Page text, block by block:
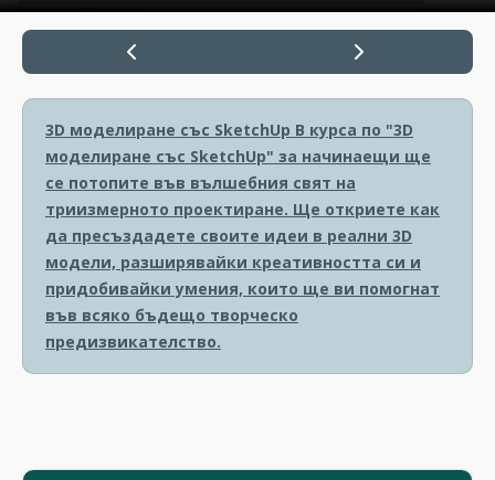
3D моделиране със SketchUp В курса по "3D
моделиране със SketchUp" за начинаещи ще
се потопите във вълшебния свят на
триизмерното проектиране. Ще откриете как
да пресъздадете своите идеи в реални 3D
модели, разширявайки креативността си и
придобивайки умения, които ще ви помогнат
във всяко бъдещо творческо
предизвикателство.